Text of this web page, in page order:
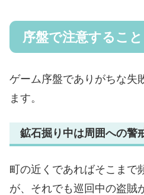
序盤で注意すること
ゲーム序盤でありがちな失
ます。
鉱石掘り中は周囲への警
町の近くであればそこまで
が、それでも巡回中の盗賊